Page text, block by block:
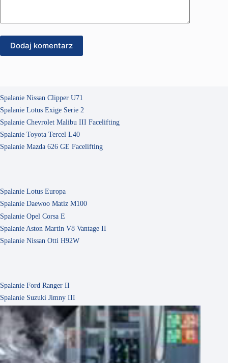
Dodaj komentarz
Spalanie Nissan Clipper U71
Spalanie Lotus Exige Serie 2
Spalanie Chevrolet Malibu III Facelifting
Spalanie Toyota Tercel L40
Spalanie Mazda 626 GE Facelifting
Spalanie Lotus Europa
Spalanie Daewoo Matiz M100
Spalanie Opel Corsa E
Spalanie Aston Martin V8 Vantage II
Spalanie Nissan Otti H92W
Spalanie Ford Ranger II
Spalanie Suzuki Jimny III